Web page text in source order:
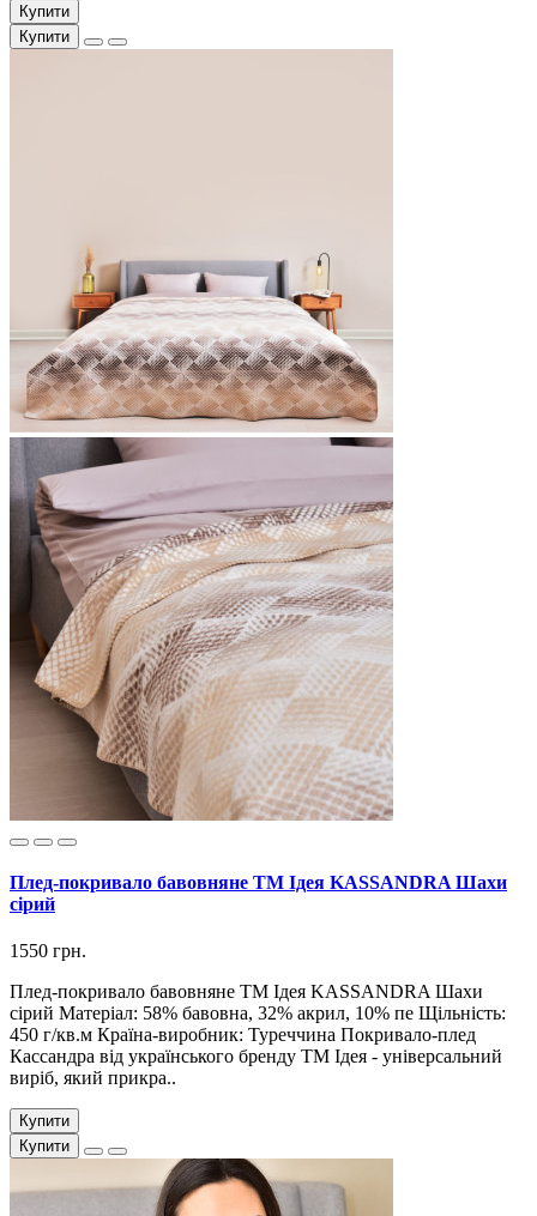
Купити
Купити
Плед-покривало бавовняне ТМ Ідея KASSANDRA Шахи
сірий
1550 грн.
Плед-покривало бавовняне ТМ Ідея KASSANDRA Шахи
сірий Матеріал: 58% бавовна, 32% акрил, 10% пе Щільність:
450 г/кв.м Країна-виробник: Туреччина Покривало-плед
Кассандра від українського бренду ТМ Ідея - універсальний
виріб, який прикра..
Купити
Купити